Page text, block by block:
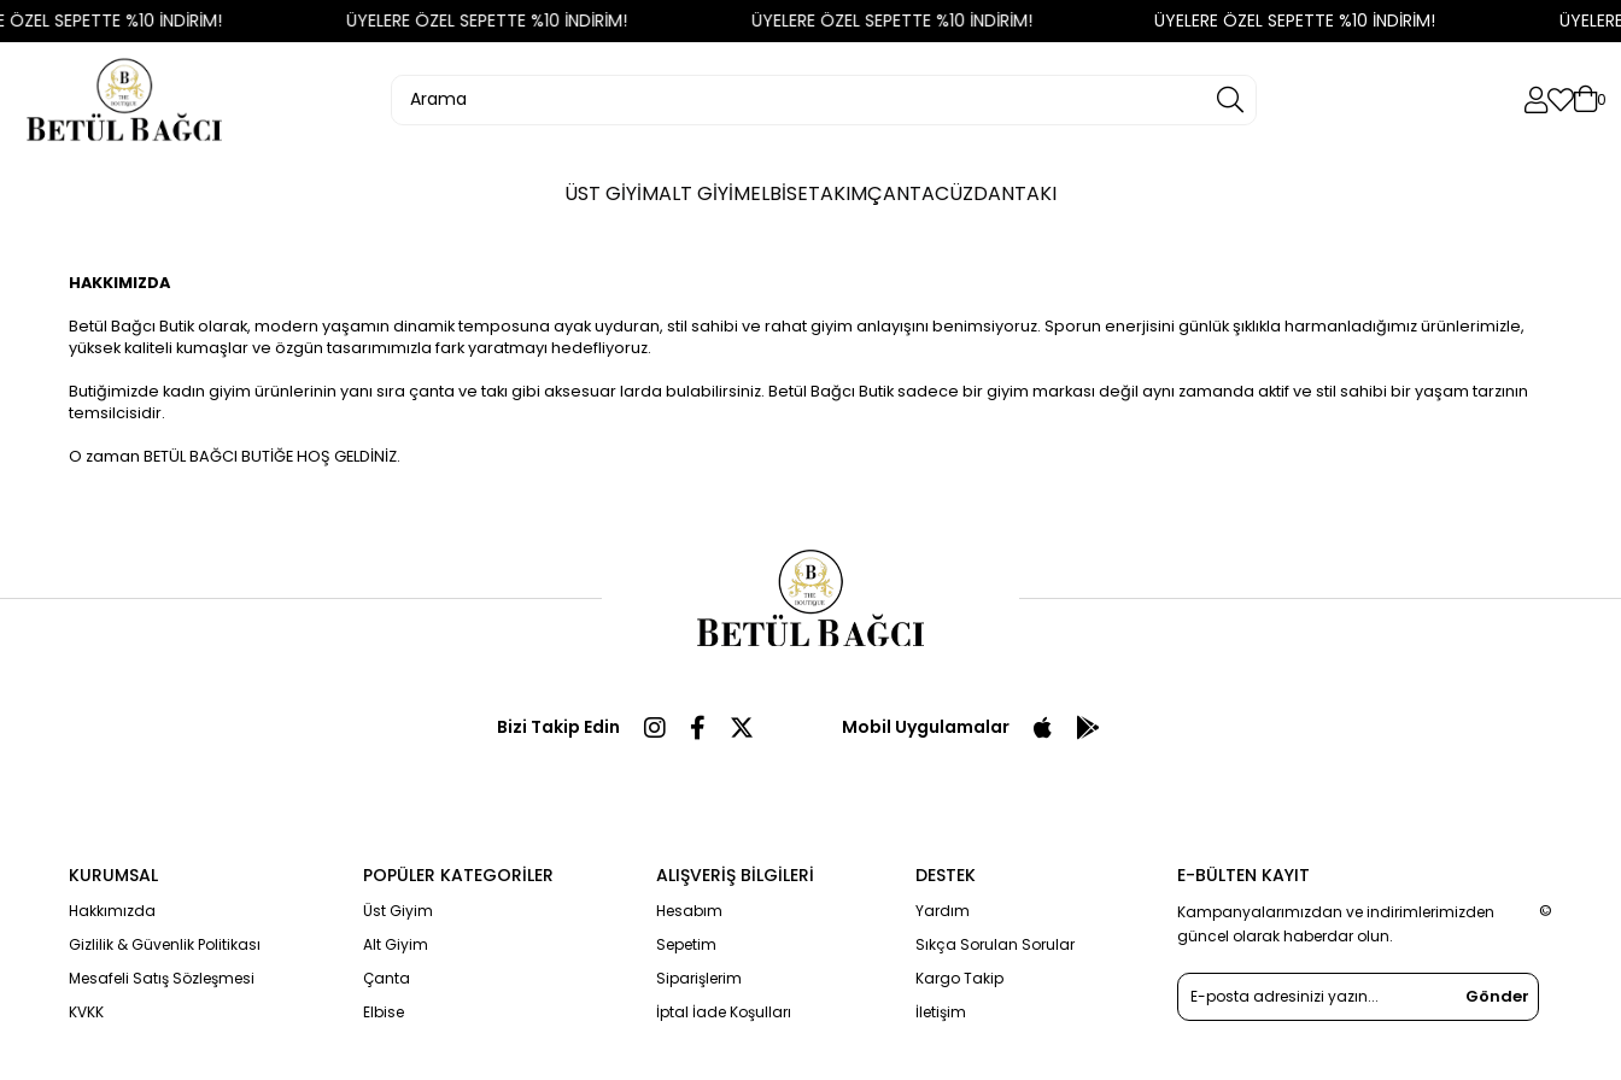
ÖZEL SEPETTE %10 İNDİRİM! ÜYELERE ÖZEL SEPETTE %10 İNDİRİM! ÜYELERE ÖZEL SEPETTE %10 İNDİRİM! ÜYELERE ÖZEL SEPETTE %10 İNDİRİM!
0
ÜST GİYİMALT GİYİMELBİSETAKIMÇANTACÜZDANTAKI
HAKKIMIZDA
Betül Bağcı Butik olarak, modern yaşamın dinamik temposuna ayak uyduran, stil sahibi ve rahat giyim anlayışını benimsiyoruz. Sporun enerjisini günlük şıklıkla harmanladığımız ürünlerimizle,
yüksek kaliteli kumaşlar ve özgün tasarımımızla fark yaratmayı hedefliyoruz.
Butiğimizde kadın giyim ürünlerinin yanı sıra çanta ve takı gibi aksesuar larda bulabilirsiniz. Betül Bağcı Butik sadece bir giyim markası değil aynı zamanda aktif ve stil sahibi bir yaşam tarzının
temsilcisidir.
O zaman BETÜL BAĞCI BUTİĞE HOŞ GELDİNİZ.
Bizi Takip Edin Mobil Uygulamalar
KURUMSAL
Hakkımızda
Gizlilik & Güvenlik Politikası
Mesafeli Satış Sözleşmesi
KVKK
POPÜLER KATEGORİLER
Üst Giyim
Alt Giyim
Çanta
Elbise
ALIŞVERİŞ BİLGİLERİ
Hesabım
Sepetim
Siparişlerim
İptal İade Koşulları
DESTEK
Yardım
Sıkça Sorulan Sorular
Kargo Takip
İletişim
E-BÜLTEN KAYIT
Kampanyalarımızdan ve indirimlerimizden
güncel olarak haberdar olun.
Gönder
©